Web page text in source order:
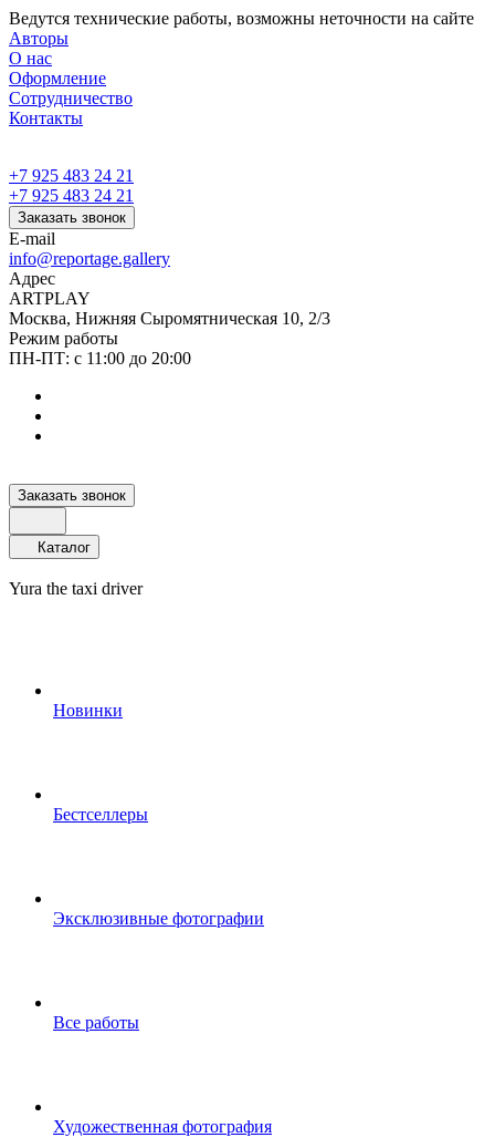
Ведутся технические работы, возможны неточности на сайте
Авторы
О нас
Оформление
Сотрудничество
Контакты
+7 925 483 24 21
+7 925 483 24 21
Заказать звонок
E-mail
info@reportage.gallery
Адрес
ARTPLAY
Москва, Нижняя Сыромятническая 10, 2/3
Режим работы
ПН-ПТ: с 11:00 до 20:00
Заказать звонок
Каталог
Yura the taxi driver
Новинки
Бестселлеры
Эксклюзивные фотографии
Все работы
Художественная фотография